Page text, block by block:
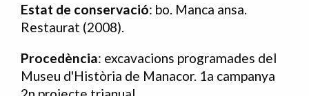
Estat de conservació: bo. Manca ansa.
Restaurat (2008).
Procedència: excavacions programades del
Museu d'Història de Manacor. 1a campanya